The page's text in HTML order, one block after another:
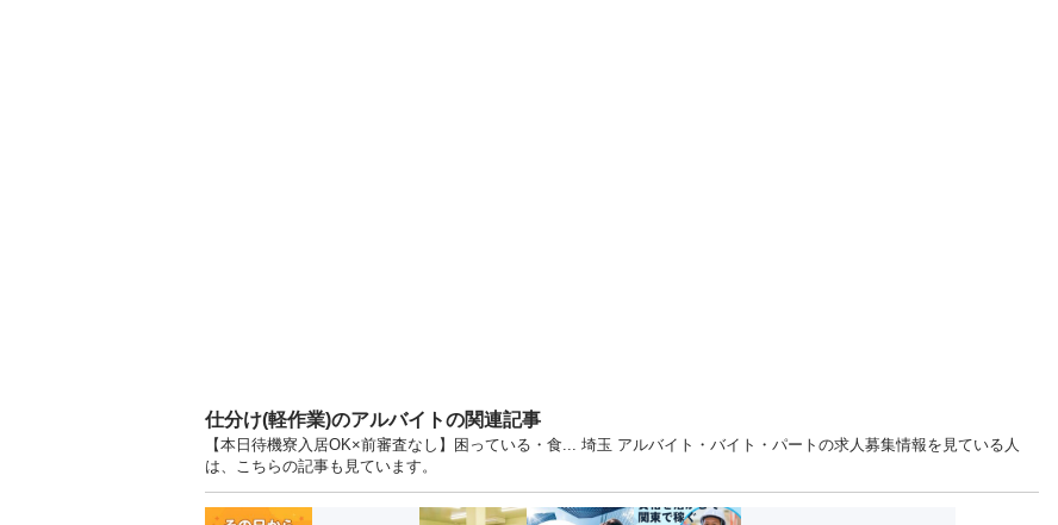
仕分け(軽作業)のアルバイトの関連記事
【本日待機寮入居OK×前審査なし】困っている・食... 埼玉 アルバイト・バイト・パートの求人募集情報を見ている人
は、こちらの記事も見ています。